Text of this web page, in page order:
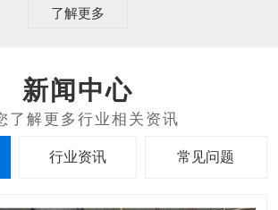
了解更多
新闻中心
行业资讯 常见问题